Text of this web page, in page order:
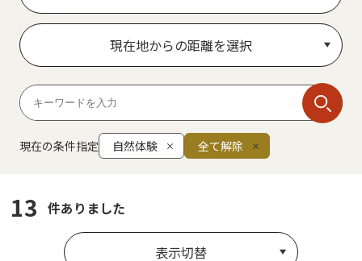
現在地からの距離を選択
現在の条件指定 自然体験 全て解除
13 件ありました
表示切替